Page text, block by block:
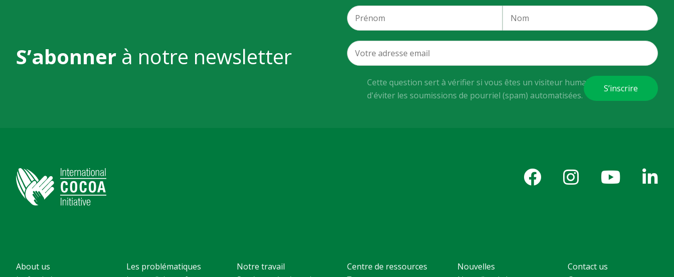
S’abonner à notre newsletter
Cette question sert à vérifier si vous êtes un visiteur humain ou non afin
d'éviter les soumissions de pourriel (spam) automatisées.
About us
Les problématiques
Notre travail
Centre de ressources
Nouvelles
Contact us